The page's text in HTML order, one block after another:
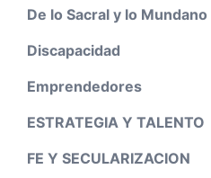
De lo Sacral y lo Mundano
Discapacidad
Emprendedores
ESTRATEGIA Y TALENTO
FE Y SECULARIZACION